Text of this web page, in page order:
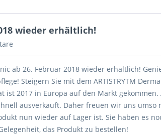
wieder erhältlich!
ab 26. Februar 2018 wieder erhältlich!
Steigern Sie mit dem ARTISTRYTM
ist 2017 in Europa auf den Markt
ausverkauft. Daher freuen wir uns umso
nun wieder auf Lager ist. Sie haben es
das Produkt zu bestellen!